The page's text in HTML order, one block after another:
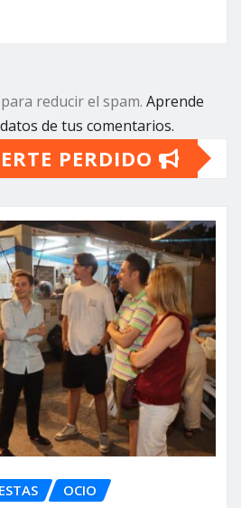
reducir el spam. Aprende
de tus comentarios.
PERDIDO
OCIO